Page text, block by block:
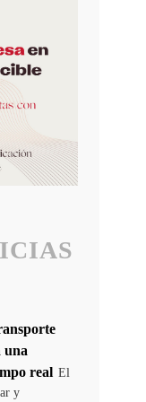
una
real El
y